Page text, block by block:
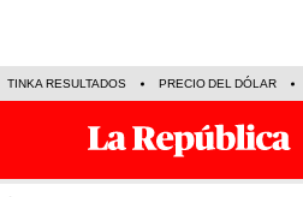
TINKA RESULTADOS PRECIO DEL DÓLAR